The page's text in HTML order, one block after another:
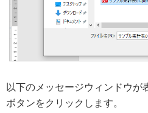
以下のメッセージウィンドウが
ボタンをクリックします。